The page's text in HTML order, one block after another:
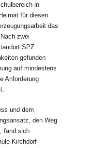
in
für diesen
das
zwei
SPZ
gefunden
auf mindestens
Anforderung
und dem
den Weg
fand sich
Kirchdorf